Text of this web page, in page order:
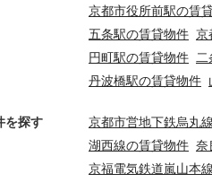
京都市役所前駅の賃
五条駅の賃貸物件 京
円町駅の賃貸物件
丹波橋駅の賃貸物件
を探す
京都市営地下鉄烏丸
湖西線の賃貸物件 奈
京福電気鉄道嵐山本